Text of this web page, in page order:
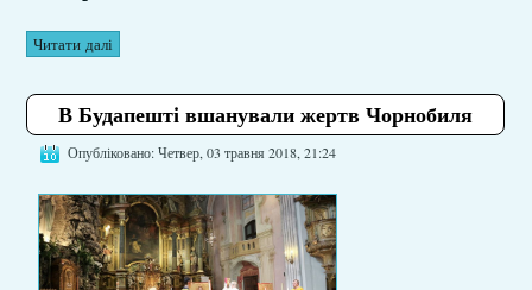
Читати далі
В Будапешті вшанували жертв Чорнобиля
Опубліковано: Четвер, 03 травня 2018, 21:24